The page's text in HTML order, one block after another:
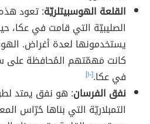
القلعة الهوسبيتلريّة: تعود
الصليبيّة التي قامت في عكا،
يستخدمونها لعدة أغراض.
كانت مَهمّتهم المُحافظة على
في عكا.[١٠]
نفق الفرسان
التمبلاريّة التي بناها حُرّاس